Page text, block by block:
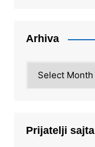
Arhiva
Prijatelji sajta